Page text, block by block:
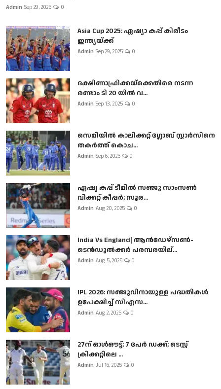
Admin Sep 29, 2025 0
Asia Cup 2025: ഏഷ്യാ കപ്പ് കിരീടം
ഇന്ത്യയ്ക്ക്
Admin Sep 29, 2025 0
ദക്ഷിണാഫ്രിക്കയ്‌ക്കെതിരെ നടന്ന
രണ്ടാം ടി 20 യിൽ വ...
Admin Sep 13, 2025 0
സെമിയിൽ കാലിക്കറ്റ് ഗ്ലോബ് സ്റ്റാർസിനെ
തകർത്ത് കൊച...
Admin Sep 6, 2025 0
ഏഷ്യ കപ്പ് ടീമിൽ സഞ്ജു സാംസൺ
വിക്കറ്റ് കീപ്പർ; സൂര...
Admin Aug 20, 2025 0
India Vs England| ആൻഡേഴ്സൺ-
ടെൻഡുല്‍ക്കർ പരമ്പരയില്...
Admin Aug 5, 2025 0
IPL 2026: സഞ്ജുവിനായുള്ള പദ്ധതികൾ
ഉപേക്ഷിച്ച് സിഎസ...
Admin Aug 2, 2025 0
27ന് ഓൾഔട്ട്; 7 പേർ ഡക്ക്; ടെസ്റ്റ്
ക്രിക്കറ്റിലെ ...
Admin Jul 16, 2025 0